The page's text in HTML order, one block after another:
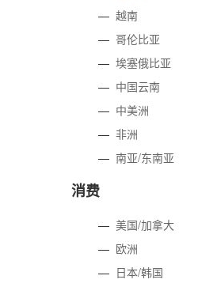
—越南
—哥伦比亚
—埃塞俄比亚
— 中国云南
— 中美洲
—非洲
—南亚/东南亚
消费
—美国/加拿大
— 欧洲
— 日本/韩国